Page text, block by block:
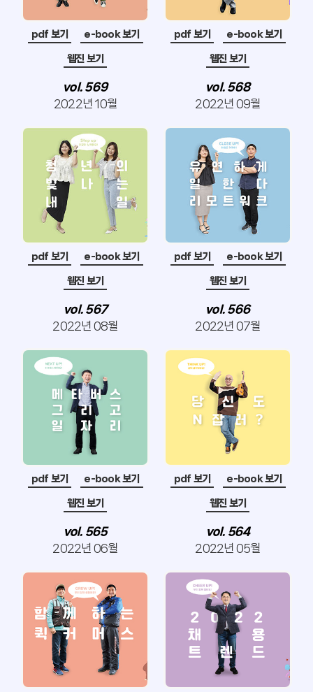
pdf 보기 e-book 보기
웹진 보기
vol. 569
2022년 10월
pdf 보기 e-book 보기
웹진 보기
vol. 568
2022년 09월
pdf 보기 e-book 보기
웹진 보기
vol. 567
2022년 08월
pdf 보기 e-book 보기
웹진 보기
vol. 566
2022년 07월
pdf 보기 e-book 보기
웹진 보기
vol. 565
2022년 06월
pdf 보기 e-book 보기
웹진 보기
vol. 564
2022년 05월